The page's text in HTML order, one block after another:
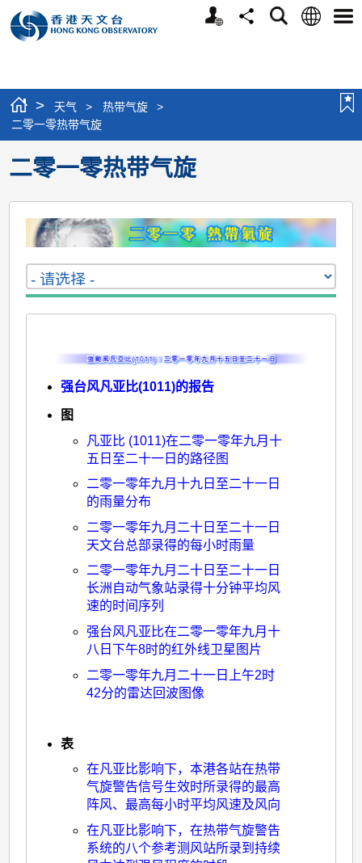
个
分
搜
语
选
> 天气 > 热带气旋
>
二零一零热带气旋
二零一零热带气旋
强台风凡亚比(1011)的报告
图
凡亚比 (1011)在二零一零年九月十
五日至二十一日的路径图
二零一零年九月十九日至二十一日
的雨量分布
二零一零年九月二十日至二十一日
天文台总部录得的每小时雨量
二零一零年九月二十日至二十一日
长洲自动气象站录得十分钟平均风
速的时间序列
强台风凡亚比在二零一零年九月十
八日下午8时的红外线卫星图片
二零一零年九月二十一日上午2时
42分的雷达回波图像
表
在凡亚比影响下，本港各站在热带
气旋警告信号生效时所录得的最高
阵风、最高每小时平均风速及风向
在凡亚比影响下，在热带气旋警告
系统的八个参考测风站所录到持续